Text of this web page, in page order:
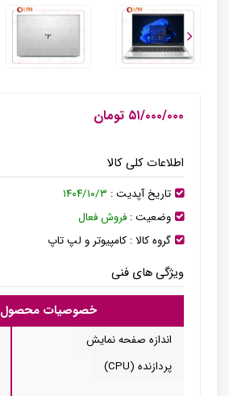
۵۱/۰۰۰/۰۰۰ تومان
اطلاعات کلی کالا
تاریخ آپدیت : ۱۴۰۴/۱۰/۳
وضعیت : فروش فعال
گروه کالا : کامپیوتر و لپ تاپ
ویژگی های فنی
خصوصیات محصول
اندازه صفحه نمایش
پردازنده (CPU)